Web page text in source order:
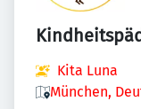
Kita Luna
München,